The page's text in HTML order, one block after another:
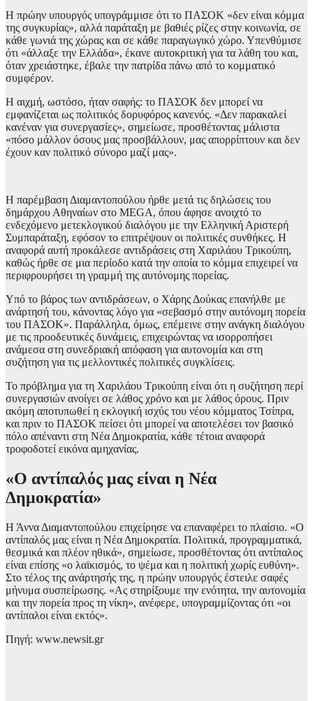
Η πρώην υπουργός υπογράμμισε ότι το ΠΑΣΟΚ «δεν είναι κόμμα
της συγκυρίας», αλλά παράταξη με βαθιές ρίζες στην κοινωνία, σε
κάθε γωνιά της χώρας και σε κάθε παραγωγικό χώρο. Υπενθύμισε
ότι «άλλαξε την Ελλάδα», έκανε αυτοκριτική για τα λάθη του και,
όταν χρειάστηκε, έβαλε την πατρίδα πάνω από το κομματικό
συμφέρον.
Η αιχμή, ωστόσο, ήταν σαφής: το ΠΑΣΟΚ δεν μπορεί να
εμφανίζεται ως πολιτικός δορυφόρος κανενός. «Δεν παρακαλεί
κανέναν για συνεργασίες», σημείωσε, προσθέτοντας μάλιστα
«πόσο μάλλον όσους μας προσβάλλουν, μας απορρίπτουν και δεν
έχουν καν πολιτικό σύνορο μαζί μας».
Η παρέμβαση Διαμαντοπούλου ήρθε μετά τις δηλώσεις του
δημάρχου Αθηναίων στο MEGA, όπου άφησε ανοιχτό το
ενδεχόμενο μετεκλογικού διαλόγου με την Ελληνική Αριστερή
Συμπαράταξη, εφόσον το επιτρέψουν οι πολιτικές συνθήκες. Η
αναφορά αυτή προκάλεσε αντιδράσεις στη Χαριλάου Τρικούπη,
καθώς ήρθε σε μια περίοδο κατά την οποία το κόμμα επιχειρεί να
περιφρουρήσει τη γραμμή της αυτόνομης πορείας.
Υπό το βάρος των αντιδράσεων, ο Χάρης Δούκας επανήλθε με
ανάρτησή του, κάνοντας λόγο για «σεβασμό στην αυτόνομη πορεία
του ΠΑΣΟΚ». Παράλληλα, όμως, επέμεινε στην ανάγκη διαλόγου
με τις προοδευτικές δυνάμεις, επιχειρώντας να ισορροπήσει
ανάμεσα στη συνεδριακή απόφαση για αυτονομία και στη
συζήτηση για τις μελλοντικές πολιτικές συγκλίσεις.
Το πρόβλημα για τη Χαριλάου Τρικούπη είναι ότι η συζήτηση περί
συνεργασιών ανοίγει σε λάθος χρόνο και με λάθος όρους. Πριν
ακόμη αποτυπωθεί η εκλογική ισχύς του νέου κόμματος Τσίπρα,
και πριν το ΠΑΣΟΚ πείσει ότι μπορεί να αποτελέσει τον βασικό
πόλο απέναντι στη Νέα Δημοκρατία, κάθε τέτοια αναφορά
τροφοδοτεί εικόνα αμηχανίας.
«Ο αντίπαλός μας είναι η Νέα
Δημοκρατία»
Η Άννα Διαμαντοπούλου επιχείρησε να επαναφέρει το πλαίσιο. «Ο
αντίπαλός μας είναι η Νέα Δημοκρατία. Πολιτικά, προγραμματικά,
θεσμικά και πλέον ηθικά», σημείωσε, προσθέτοντας ότι αντίπαλος
είναι επίσης «ο λαϊκισμός, το ψέμα και η πολιτική χωρίς ευθύνη».
Στο τέλος της ανάρτησής της, η πρώην υπουργός έστειλε σαφές
μήνυμα συσπείρωσης. «Ας στηρίξουμε την ενότητα, την αυτονομία
και την πορεία προς τη νίκη», ανέφερε, υπογραμμίζοντας ότι «οι
αντίπαλοι είναι εκτός».
Πηγή: www.newsit.gr